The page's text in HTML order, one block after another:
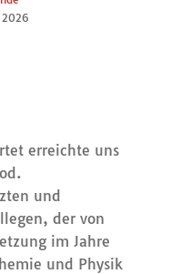
erreichte uns
und
der von
im Jahre
und Physik